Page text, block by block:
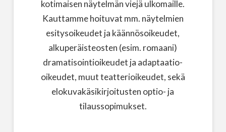
kotimaisen näytelmän viejä ulkomaille.
Kauttamme hoituvat mm. näytelmien
esitysoikeudet ja käännösoikeudet,
alkuperäisteosten (esim. romaani)
dramatisointioikeudet ja adaptaatio-
oikeudet, muut teatterioikeudet, sekä
elokuvakäsikirjoitusten optio- ja
tilaussopimukset.